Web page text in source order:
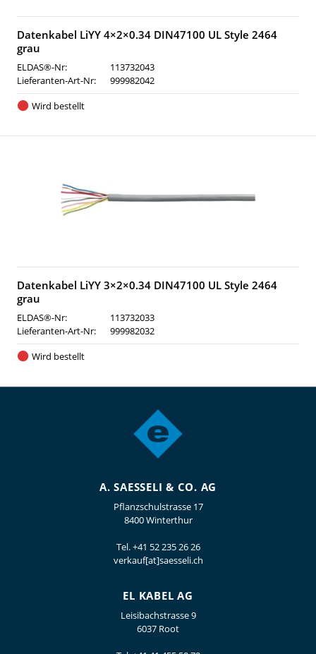
Datenkabel LiYY 4×2×0.34 DIN47100 UL Style 2464
grau
ELDAS®-Nr:
113732043
Lieferanten-Art-Nr:
999982042
Wird bestellt
Datenkabel LiYY 3×2×0.34 DIN47100 UL Style 2464
grau
ELDAS®-Nr:
113732033
Lieferanten-Art-Nr:
999982032
Wird bestellt
A. SAESSELI & CO. AG
Pflanzschulstrasse 17
8400 Winterthur
Tel.+41 52 235 26 26
verkauf[at]saesseli.ch
EL KABEL AG
Leisibachstrasse 9
6037 Root